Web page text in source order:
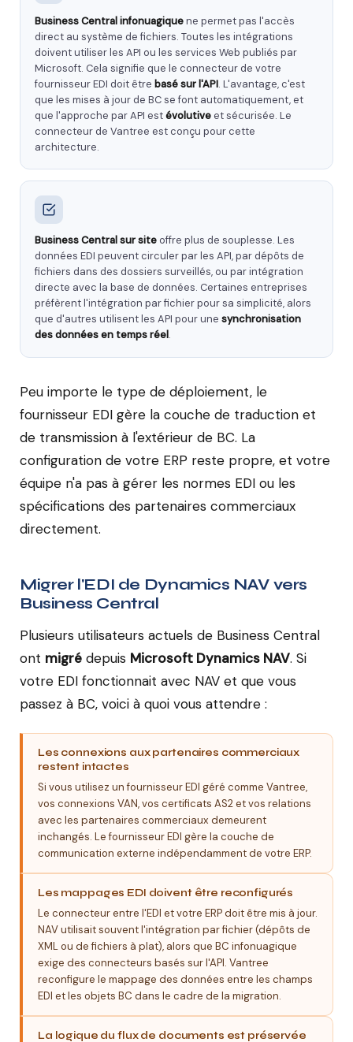
Business Central infonuagiquene permet pas l'accès
direct au système de fichiers. Toutes les intégrations
doivent utiliser les API ou les services Web publiés par
Microsoft. Cela signifie que le connecteur de votre
fournisseur EDI doit être basé sur l'API. L'avantage, c'est
que les mises à jour de BC se font automatiquement, et
que l'approche par API estévolutiveet sécurisée. Le
connecteur de Vantree est conçu pour cette
architecture.
Business Central sur siteoffre plus de souplesse. Les
données EDI peuvent circuler par les API, par dépôts de
fichiers dans des dossiers surveillés, ou par intégration
directe avec la base de données. Certaines entreprises
préfèrent l'intégration par fichier pour sa simplicité, alors
que d'autres utilisent les API pour une synchronisation
des données en temps réel.
Peu importe le type de déploiement, le
fournisseur EDI gère la couche de traduction et
de transmission à l'extérieur de BC. La
configuration de votre ERP reste propre, et votre
équipe n'a pas à gérer les normes EDI ou les
spécifications des partenaires commerciaux
directement.
Migrer l'EDI de Dynamics NAV vers
Business Central
Plusieurs utilisateurs actuels de Business Central
ont migré depuis Microsoft Dynamics NAV. Si
votre EDI fonctionnait avec NAV et que vous
passez à BC, voici à quoi vous attendre :
Les connexions aux partenaires commerciaux
restent intactes
Si vous utilisez un fournisseur EDI géré comme Vantree,
vos connexions VAN, vos certificats AS2 et vos relations
avec les partenaires commerciaux demeurent
inchangés. Le fournisseur EDI gère la couche de
communication externe indépendamment de votre ERP.
Les mappages EDI doivent être reconfigurés
Le connecteur entre l'EDI et votre ERP doit être mis à jour.
NAV utilisait souvent l'intégration par fichier (dépôts de
XML ou de fichiers à plat), alors que BC infonuagique
exige des connecteurs basés sur l'API. Vantree
reconfigure le mappage des données entre les champs
EDI et les objets BC dans le cadre de la migration.
La logique du flux de documents est préservée